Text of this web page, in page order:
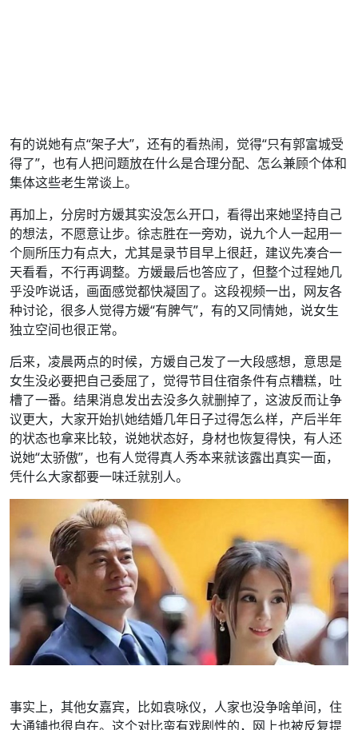
有的说她有点“架子大”，还有的看热闹，觉得“只有郭富城受
得了”，也有人把问题放在什么是合理分配、怎么兼顾个体和
集体这些老生常谈上。
再加上，分房时方媛其实没怎么开口，看得出来她坚持自己
的想法，不愿意让步。徐志胜在一旁劝，说九个人一起用一
个厕所压力有点大，尤其是录节目早上很赶，建议先凑合一
天看看，不行再调整。方媛最后也答应了，但整个过程她几
乎没咋说话，画面感觉都快凝固了。这段视频一出，网友各
种讨论，很多人觉得方媛“有脾气”，有的又同情她，说女生
独立空间也很正常。
后来，凌晨两点的时候，方媛自己发了一大段感想，意思是
女生没必要把自己委屈了，觉得节目住宿条件有点糟糕，吐
槽了一番。结果消息发出去没多久就删掉了，这波反而让争
议更大，大家开始扒她结婚几年日子过得怎么样，产后半年
的状态也拿来比较，说她状态好，身材也恢复得快，有人还
说她“太骄傲”，也有人觉得真人秀本来就该露出真实一面，
凭什么大家都要一味迁就别人。
事实上，其他女嘉宾，比如袁咏仪，人家也没争啥单间，住
大通铺也很自在。这个对比蛮有戏剧性的，网上也被反复提